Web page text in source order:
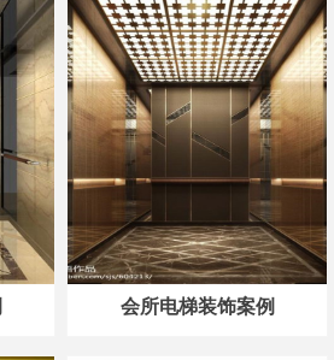
会所电梯装饰案例